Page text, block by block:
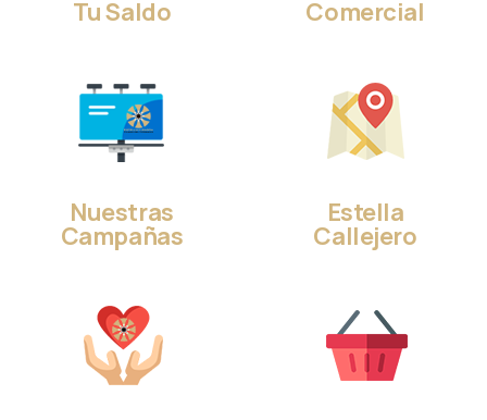
Tu Saldo Comercial
Nuestras
Campañas
Estella
Callejero